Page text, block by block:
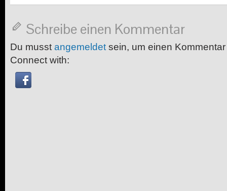
Schreibe einen Kommentar
Du musst angemeldet sein, um einen
Connect with: